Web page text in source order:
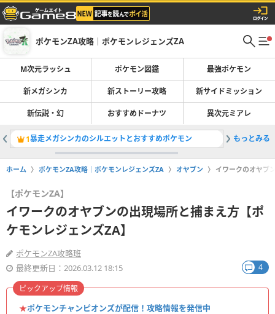
ポケモンZA攻略｜ポケモンレジェンズZA
M次元ラッシュ ポケモン図鑑 最強ポケモン
新メガシンカ 新ストーリー攻略 新サイドミッション
新伝説・幻 おすすめドーナツ 異次元ミアレ
1暴走メガシンカのシルエットとおすすめポケモン 2進化石
もっとみる
ホーム ポケモンZA攻略｜ポケモンレジェンズZA オヤブン イワークのオヤブ
【ポケモンZA】
イワークのオヤブンの出現場所と捕まえ方【ポ
ケモンレジェンズZA】
ポケモンZA攻略班
最終更新日：2026.03.12 18:15
4
★ポケモンチャンピオンズが配信！攻略情報を発信中
ピックアップ情報